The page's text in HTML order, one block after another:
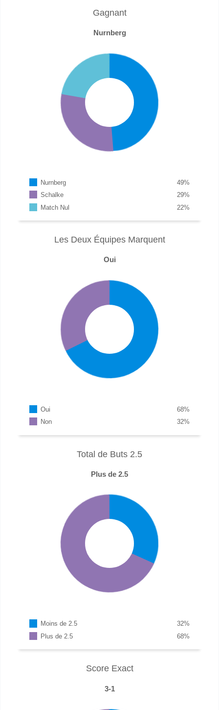
Gagnant
Nurnberg
Nurnberg %
49
Schalke
%
29
Match Nul
%
22
Les Deux Équipes Marquent
Oui
Oui %
68
Non
%
32
Total de Buts 2.5
Plus de 2.5
Moins de 2.5 %
32
Plus de 2.5
%
68
Score Exact
3-1